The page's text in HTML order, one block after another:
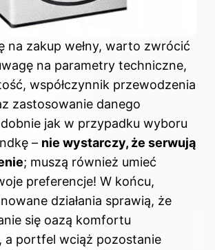
na zakup wełny, warto zwrócić
na parametry techniczne,
współczynnik przewodzenia
zastosowanie danego
jak w przypadku wyboru
– nie wystarczy, że serwują
; muszą również umieć
preferencje! W końcu,
działania sprawią, że
się oazą komfortu
a portfel wciąż pozostanie